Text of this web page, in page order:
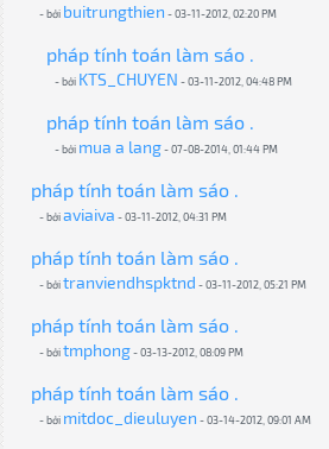
- bởi buitrungthien - 03-11-2012, 02:20 PM
pháp tính toán làm sáo .
- bởi KTS_CHUYEN - 03-11-2012, 04:48 PM
pháp tính toán làm sáo .
- bởi mua a lang- 07-08-2014, 01:44 PM
pháp tính toán làm sáo .
- bởiaviaiva - 03-11-2012, 04:31 PM
pháp tính toán làm sáo .
- bởitranviendhspktnd - 03-11-2012, 05:21 PM
pháp tính toán làm sáo .
- bởitmphong- 03-13-2012, 08:09 PM
pháp tính toán làm sáo .
- bởi mitdoc_dieuluyen - 03-14-2012, 09:01 AM